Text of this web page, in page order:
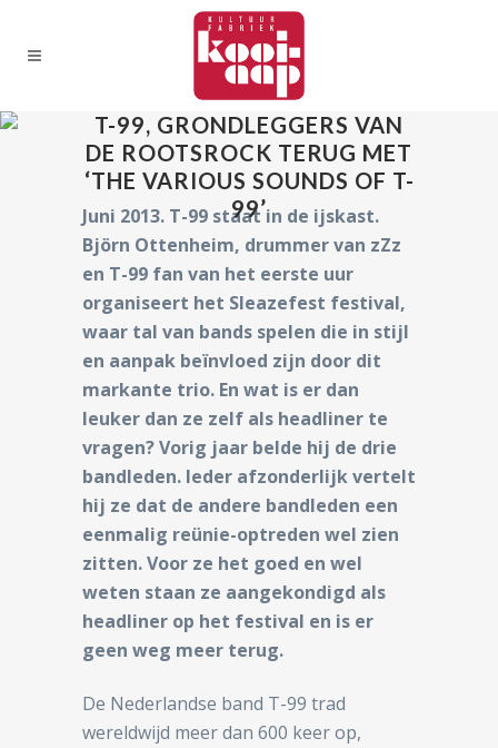
T-99, GRONDLEGGERS VAN
DE ROOTSROCK TERUG MET
‘THE VARIOUS SOUNDS OF T-
99’
Juni 2013. T-99 staat in de ijskast.
Björn Ottenheim, drummer van zZz
en T-99 fan van het eerste uur
organiseert het Sleazefest festival,
waar tal van bands spelen die in stijl
en aanpak beïnvloed zijn door dit
markante trio. En wat is er dan
leuker dan ze zelf als headliner te
vragen? Vorig jaar belde hij de drie
bandleden. Ieder afzonderlijk vertelt
hij ze dat de andere bandleden een
eenmalig reünie-optreden wel zien
zitten. Voor ze het goed en wel
weten staan ze aangekondigd als
headliner op het festival en is er
geen weg meer terug.
De Nederlandse band T-99 trad
wereldwijd meer dan 600 keer op,